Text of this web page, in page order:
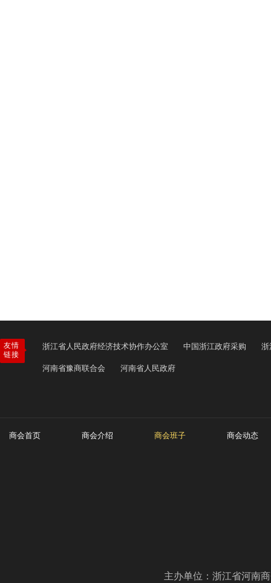
主办单位：浙江省河南
友情
链接
商会首页 商会介绍 商会班子 商会动态
浙江省人民政府经济技术协作办公室 中国浙江政府采购 浙
河南省豫商联合会 河南省人民政府